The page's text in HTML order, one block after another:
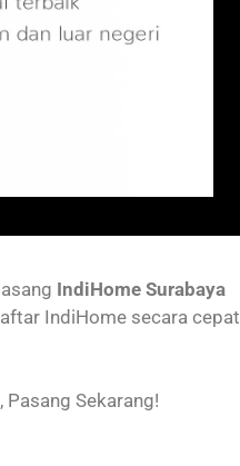
IndiHome Surabaya
IndiHome secara cepat
Sekarang!